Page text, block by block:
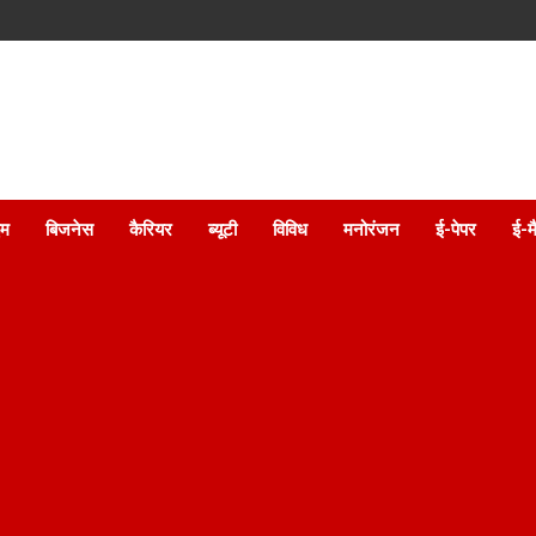
बिजनेस कैरियर ब्यूटी विविध मनोरंजन ई-पेपर ई-